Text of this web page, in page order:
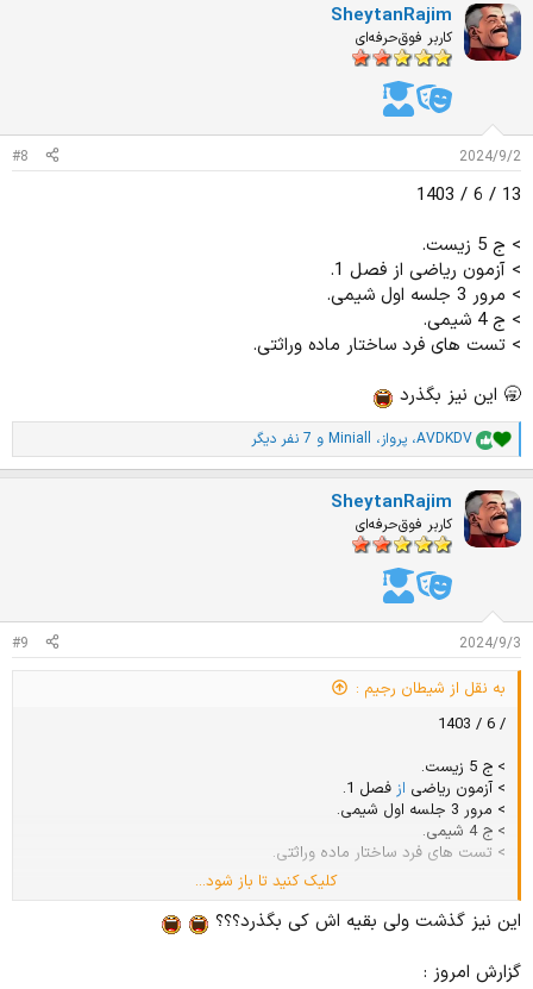
ی
ز
SheytanRajim
کاربر فوق‌حرفه‌ای
2024/9/2
#8
13 / 6 / 1403
> ج 5 زیست.
> آزمون ریاضی از فصل 1.
> مرور 3 جلسه اول شیمی.
> ج 4 شیمی.
> تست های فرد ساختار ماده وراثتی.
🥱 این نیز بگذرد
ا
م
ی
ز
AVDKDV، پرواز، Miniall و 7 نفر دیگر
SheytanRajim
کاربر فوق‌حرفه‌ای
2024/9/3
#9
به نقل از شیطان رجیم :
/ 6 / 1403
> ج 5 زیست.
> آزمون ریاضی از فصل 1.
> مرور 3 جلسه اول شیمی.
> ج 4 شیمی.
> تست های فرد ساختار ماده وراثتی.
🥱 این نیز بگذرد
کلیک کنید تا باز شود...
این نیز گذشت ولی بقیه اش کی بگذرد؟؟؟
گزارش امروز :